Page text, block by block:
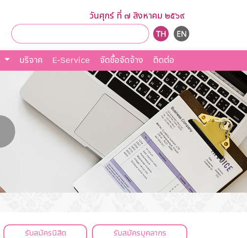
วันศุกร์ ที่ ๗ สิงหาคม ๒๕๖๙
บริจาค E-Service จัดชื้อจัดจ้าง ติดต่อ
รับสมัครนิสิต รับสมัครบุคลากร